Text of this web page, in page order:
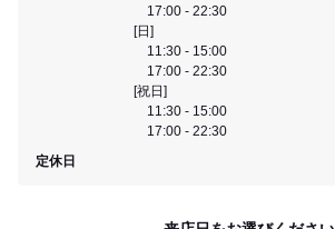
17:00 - 22:30
[日]
11:30 - 15:00
17:00 - 22:30
[祝日]
11:30 - 15:00
17:00 - 22:30
定休日